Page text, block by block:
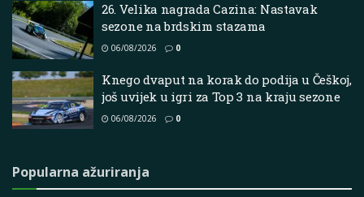
26. Velika nagrada Cazina: Nastavak
sezone na brdskim stazama
06/08/2026 0
Knego dvaput na korak do podija u Češkoj,
još uvijek u igri za Top 3 na kraju sezone
06/08/2026 0
Popularna ažuriranja